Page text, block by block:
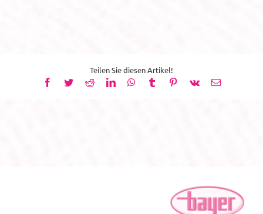
Teilen Sie diesen Artikel!
Facebook
TwitterRedditLinkedInWhatsApp
TumblrPinterest
Vk
E-